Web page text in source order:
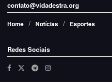
contato@vidadestra.org
Home Notícias Esportes
Redes Sociais